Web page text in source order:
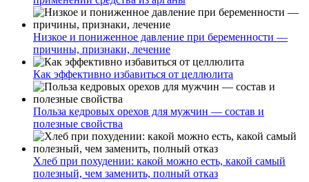
Низкое и пониженное давление при беременности —
причины, признаки, лечение
Как эффективно избавиться от целлюлита
Польза кедровых орехов для мужчин — состав и
полезные свойства
Хлеб при похудении: какой можно есть, какой самый
полезный, чем заменить, полный отказ